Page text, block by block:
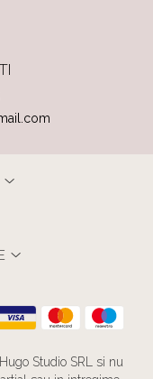
Studio SRL si nu